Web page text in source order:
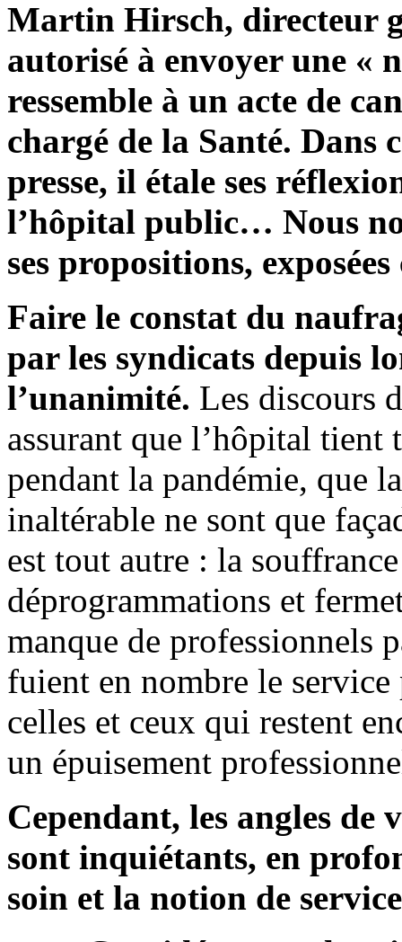
Martin Hirsch, directeur
autorisé à envoyer une «
ressemble à un acte de
chargé de la Santé. Dans
presse, il étale ses
l’hôpital public… Nous
ses propositions,
Faire le constat du
par les syndicats depuis
l’unanimité. Les discours
assurant que l’hôpital
pendant la pandémie, que
inaltérable ne sont que
est tout autre : la
déprogrammations et
manque de professionnels
fuient en nombre le
celles et ceux qui restent
un épuisement
Cependant, les angles
sont inquiétants, en
soin et la notion de